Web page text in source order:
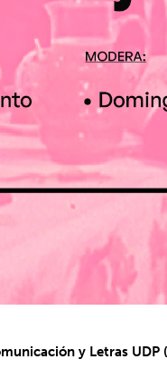
y Letras UDP